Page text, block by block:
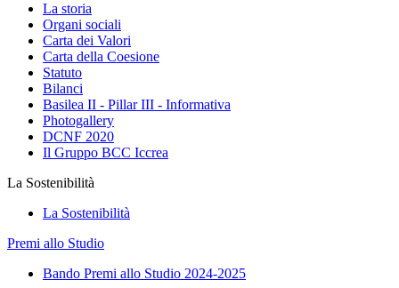
La storia
Organi sociali
Carta dei Valori
Carta della Coesione
Statuto
Bilanci
Basilea II - Pillar III - Informativa
Photogallery
DCNF 2020
Il Gruppo BCC Iccrea
La Sostenibilità
La Sostenibilità
Premi allo Studio
Bando Premi allo Studio 2024-2025